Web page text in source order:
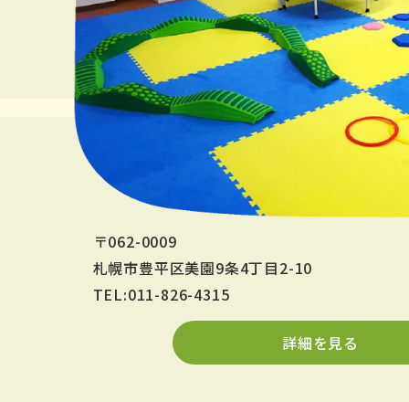
〒062-0009
札幌市豊平区美園9条4丁目2-10
TEL:011-826-4315
詳細を見る